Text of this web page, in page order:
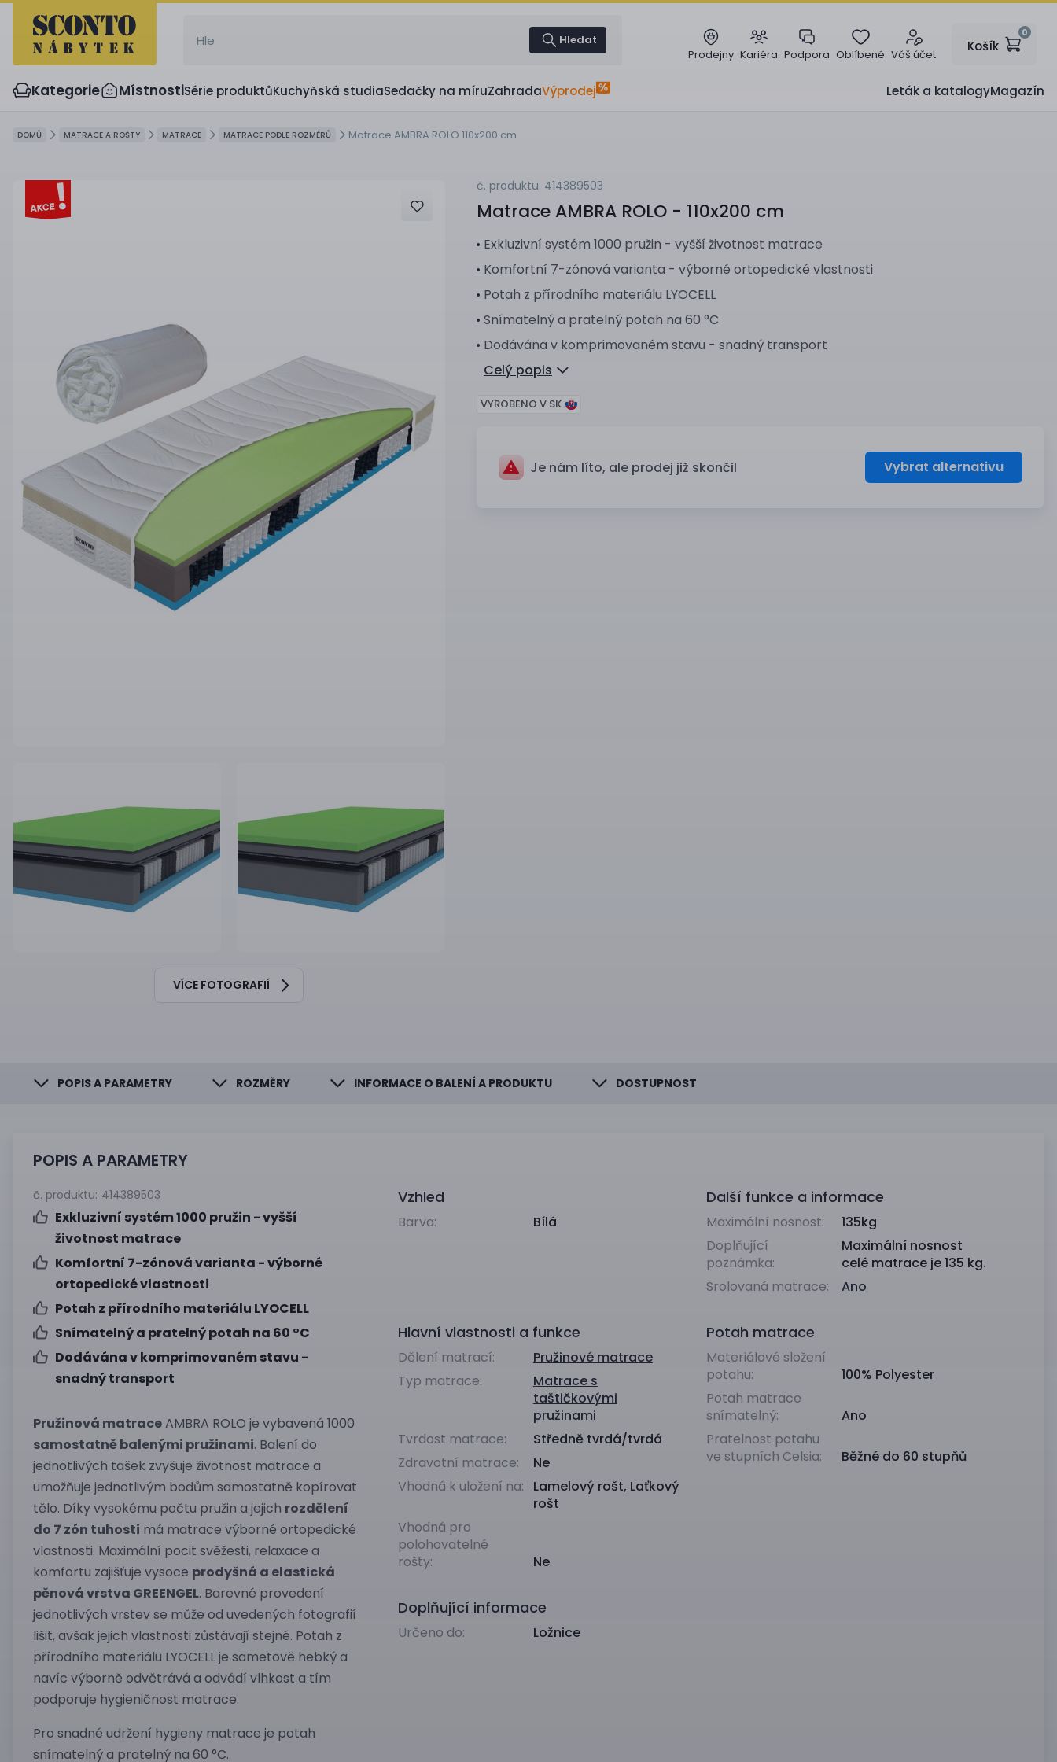
Hledat
Prodejny Kariéra Podpora Oblíbené Váš účet
Košík
0
Kategorie MístnostiSérie produktůKuchyňská studiaSedačky na míruZahradaVýprodej Leták a katalogyMagazín
DOMŮ MATRACE A ROŠTY MATRACE MATRACE PODLE ROZMĚRŮ Matrace AMBRA ROLO 110x200 cm
VÍCE FOTOGRAFIÍ
č. produktu: 414389503
Matrace AMBRA ROLO - 110x200 cm
Exkluzivní systém 1000 pružin - vyšší životnost matrace
Komfortní 7-zónová varianta - výborné ortopedické vlastnosti
Potah z přírodního materiálu LYOCELL
Snímatelný a pratelný potah na 60 °C
Dodávána v komprimovaném stavu - snadný transport
Celý popis
VYROBENO V SK
Je nám líto, ale prodej již skončil Vybrat alternativu
POPIS A PARAMETRY ROZMĚRY INFORMACE O BALENÍ A PRODUKTU DOSTUPNOST
POPIS A PARAMETRY
č. produktu: 414389503
Exkluzivní systém 1000 pružin - vyšší
životnost matrace
Komfortní 7-zónová varianta - výborné
ortopedické vlastnosti
Potah z přírodního materiálu LYOCELL
Snímatelný a pratelný potah na 60 °C
Dodávána v komprimovaném stavu -
snadný transport
Pružinová matraceAMBRA ROLO je vybavená 1000
samostatně balenými pružinami. Balení do
jednotlivých tašek zvyšuje životnost matrace a
umožňuje jednotlivým bodům samostatně kopírovat
tělo. Díky vysokému počtu pružin a jejich rozdělení
do 7 zón tuhosti má matrace výborné ortopedické
vlastnosti. Maximální pocit svěžesti, relaxace a
komfortu zajišťuje vysoce prodyšná a elastická
pěnová vrstva GREENGEL. Barevné provedení
jednotlivých vrstev se může od uvedených fotografií
lišit, avšak jejich vlastnosti zůstávají stejné. Potah z
přírodního materiálu LYOCELL je sametově hebký a
navíc výborně odvětrává a odvádí vlhkost a tím
podporuje hygieničnost matrace.
Pro snadné udržení hygieny matrace je potah
snímatelný a pratelný na 60 °C.
Vzhled
Barva: Bílá
Další funkce a informace
Maximální nosnost:
135kg
Doplňující
poznámka:
Maximální nosnost
celé matrace je 135 kg.
Srolovaná matrace:
Ano
Hlavní vlastnosti a funkce
Dělení matrací:
Pružinové matrace
Typ matrace:
Matrace s
taštičkovými
pružinami
Tvrdost matrace:
Středně tvrdá/tvrdá
Zdravotní matrace:
Ne
Vhodná k uložení na:
Lamelový rošt, Laťkový
rošt
Vhodná pro
polohovatelné
rošty:
Ne
Potah matrace
Materiálové složení
potahu:
100% Polyester
Potah matrace
snímatelný:
Ano
Pratelnost potahu
ve stupních Celsia:
Běžné do 60 stupňů
Doplňující informace
Určeno do: Ložnice